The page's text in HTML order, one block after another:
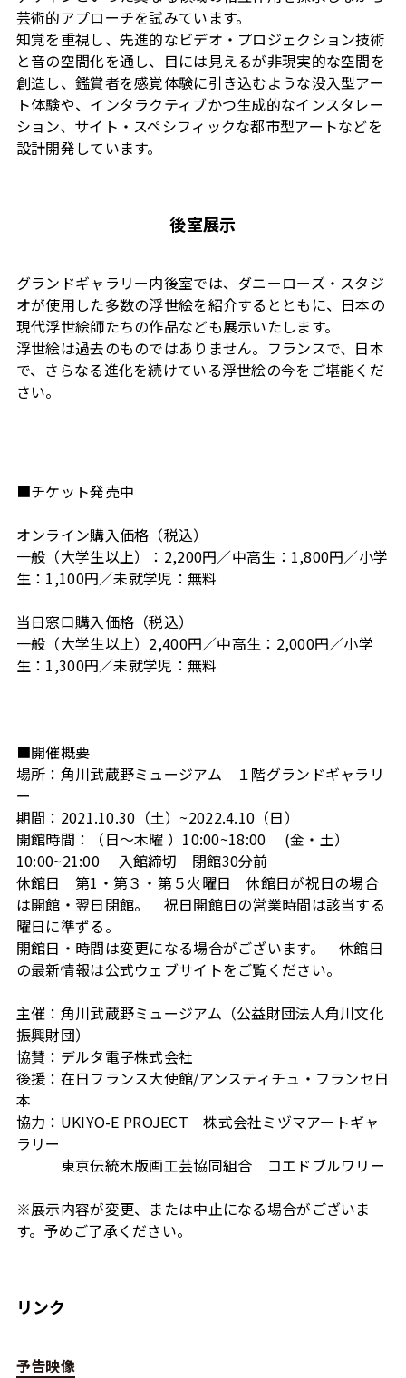
芸術的アプローチを試みています。
知覚を重視し、先進的なビデオ・プロジェクション技術
と音の空間化を通し、目には見えるが非現実的な空間を
創造し、鑑賞者を感覚体験に引き込むような没入型アー
ト体験や、インタラクティブかつ生成的なインスタレー
ション、サイト・スペシフィックな都市型アートなどを
設計開発しています。
後室展示
グランドギャラリー内後室では、ダニーローズ・スタジ
オが使用した多数の浮世絵を紹介するとともに、日本の
現代浮世絵師たちの作品なども展示いたします。
浮世絵は過去のものではありません。フランスで、日本
で、さらなる進化を続けている浮世絵の今をご堪能くだ
さい。
■チケット発売中
オンライン購入価格（税込）
一般（大学生以上）：2,200円／中高生：1,800円／小学
生：1,100円／未就学児：無料
当日窓口購入価格（税込）
一般（大学生以上）2,400円／中高生：2,000円／小学
生：1,300円／未就学児：無料
■開催概要
場所：角川武蔵野ミュージアム １階グランドギャラリ
ー
期間：2021.10.30（土）~2022.4.10（日）
開館時間：（日〜木曜 ）10:00~18:00 (金・土）
10:00~21:00 入館締切 閉館30分前
休館日 第1・第３・第５火曜日 休館日が祝日の場合
は開館・翌日閉館。 祝日開館日の営業時間は該当する
曜日に準ずる。
開館日・時間は変更になる場合がございます。 休館日
の最新情報は公式ウェブサイトをご覧ください。
主催：角川武蔵野ミュージアム（公益財団法人角川文化
振興財団）
協賛：デルタ電子株式会社
後援：在日フランス大使館/アンスティチュ・フランセ日
本
協力：UKIYO-E PROJECT 株式会社ミヅマアートギャ
ラリー
東京伝統木版画工芸協同組合 コエドブルワリー
※展示内容が変更、または中止になる場合がございま
す。予めご了承ください。
リンク
予告映像